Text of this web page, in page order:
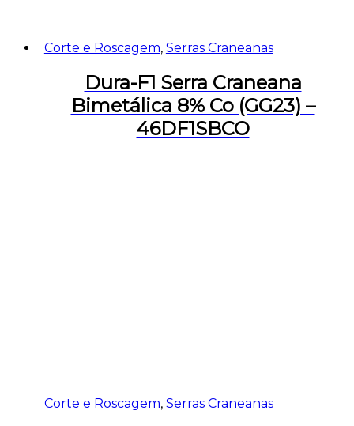
Corte e Roscagem, Serras Craneanas
Dura-F1 Serra Craneana
Bimetálica 8% Co (GG23) –
46DF1SBCO
Corte e Roscagem, Serras Craneanas